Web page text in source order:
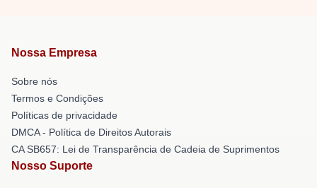
Nossa Empresa
Sobre nós
Termos e Condições
Políticas de privacidade
DMCA - Política de Direitos Autorais
CA SB657: Lei de Transparência de Cadeia de Suprimentos
Nosso Suporte